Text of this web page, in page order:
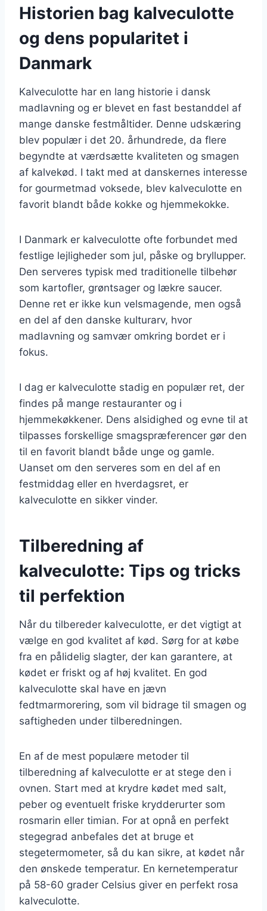
Historien bag kalveculotte
og dens popularitet i
Danmark
Kalveculotte har en lang historie i dansk
madlavning og er blevet en fast bestanddel af
mange danske festmåltider. Denne udskæring
blev populær i det 20. århundrede, da flere
begyndte at værdsætte kvaliteten og smagen
af kalvekød. I takt med at danskernes interesse
for gourmetmad voksede, blev kalveculotte en
favorit blandt både kokke og hjemmekokke.
I Danmark er kalveculotte ofte forbundet med
festlige lejligheder som jul, påske og bryllupper.
Den serveres typisk med traditionelle tilbehør
som kartofler, grøntsager og lækre saucer.
Denne ret er ikke kun velsmagende, men også
en del af den danske kulturarv, hvor
madlavning og samvær omkring bordet er i
fokus.
I dag er kalveculotte stadig en populær ret, der
findes på mange restauranter og i
hjemmekøkkener. Dens alsidighed og evne til at
tilpasses forskellige smagspræferencer gør den
til en favorit blandt både unge og gamle.
Uanset om den serveres som en del af en
festmiddag eller en hverdagsret, er
kalveculotte en sikker vinder.
Tilberedning af
kalveculotte: Tips og tricks
til perfektion
Når du tilbereder kalveculotte, er det vigtigt at
vælge en god kvalitet af kød. Sørg for at købe
fra en pålidelig slagter, der kan garantere, at
kødet er friskt og af høj kvalitet. En god
kalveculotte skal have en jævn
fedtmarmorering, som vil bidrage til smagen og
saftigheden under tilberedningen.
En af de mest populære metoder til
tilberedning af kalveculotte er at stege den i
ovnen. Start med at krydre kødet med salt,
peber og eventuelt friske krydderurter som
rosmarin eller timian. For at opnå en perfekt
stegegrad anbefales det at bruge et
stegetermometer, så du kan sikre, at kødet når
den ønskede temperatur. En kernetemperatur
på 58-60 grader Celsius giver en perfekt rosa
kalveculotte.